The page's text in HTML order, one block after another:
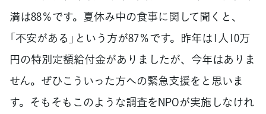
満は88％です。夏休み中の食事に関して聞くと、
「不安がある」という方が87％です。昨年は1人10万
円の特別定額給付金がありましたが、今年はありま
せん。ぜひこういった方への緊急支援をと思いま
す。そもそもこのような調査をNPOが実施しなけれ